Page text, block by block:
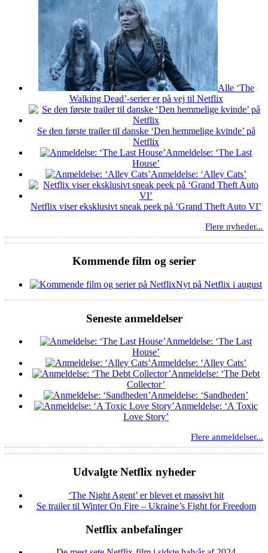
Alle ‘The
Walking Dead’-serier er på vej til Netflix
Se den første trailer til danske ‘Den hemmelige kvinde’ på
Netflix
Anmeldelse: ‘The Last
House’
Anmeldelse: ‘Alley Cats’
Netflix viser eksklusivt sneak peek på ‘Grand Theft Auto VI’
Flere nyheder...
Kommende film og serier
Nyt på Netflix i august
Seneste anmeldelser
Anmeldelse: ‘The Last
House’
Anmeldelse: ‘Alley Cats’
Anmeldelse: ‘The Debt
Collector’
Anmeldelse: ‘Sandheden’
Anmeldelse: ‘A Toxic
Love Story’
Flere anmeldelser...
Udvalgte Netflix nyheder
‘The Night Agent’ er blevet et massivt hit
Se trailer til Winter On Fire – Ukraine’s Fight for Freedom
Netflix anbefalinger